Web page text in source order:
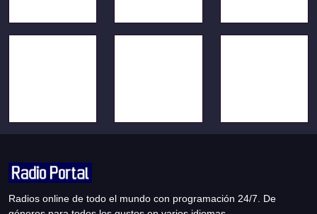
Radios online de todo el mundo con programación 24/7. De